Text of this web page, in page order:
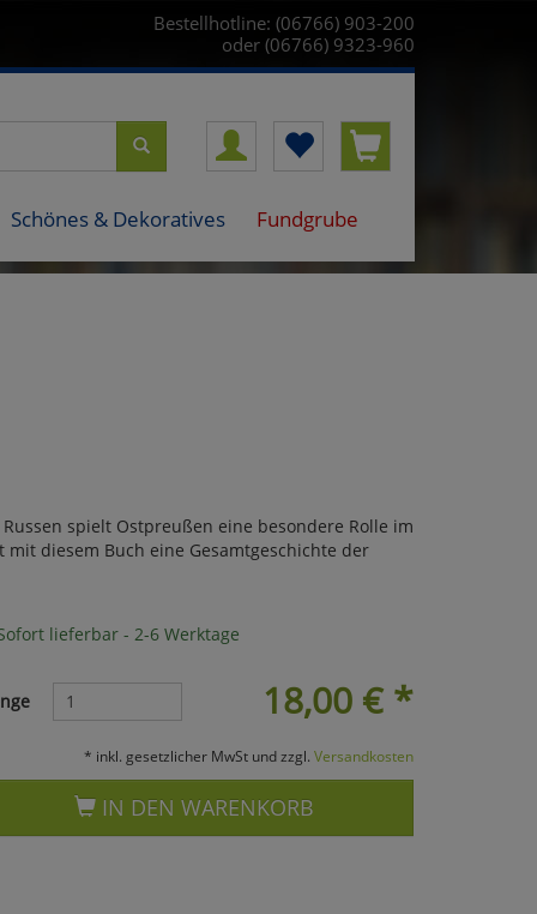
Bestellhotline: (06766) 903-200
oder (06766) 9323-960
Schönes & Dekoratives Fundgrube
spielt Ostpreußen eine besondere Rolle im
diesem Buch eine Gesamtgeschichte der
lieferbar - 2-6 Werktage
18,00 €*
* inkl. gesetzlicher MwSt und zzgl. Versandkosten
IN DEN WARENKORB